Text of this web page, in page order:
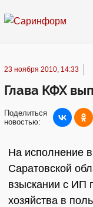
23 ноября 2010, 14:33
Глава КФХ
Поделиться
новостью:
На исполнение
Саратовской
взыскании с ИП
хозяйства в